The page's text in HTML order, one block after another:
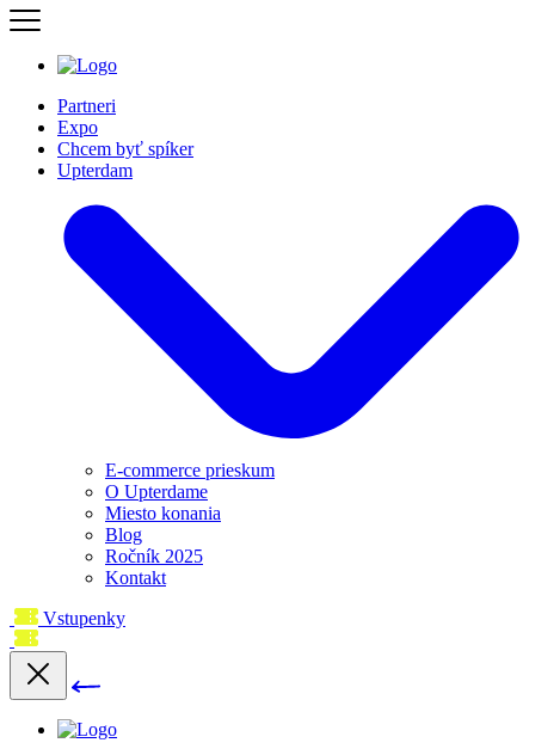
Partneri
Expo
Chcem byť spíker
Upterdam
E-commerce prieskum
O Upterdame
Miesto konania
Blog
Ročník 2025
Kontakt
Vstupenky